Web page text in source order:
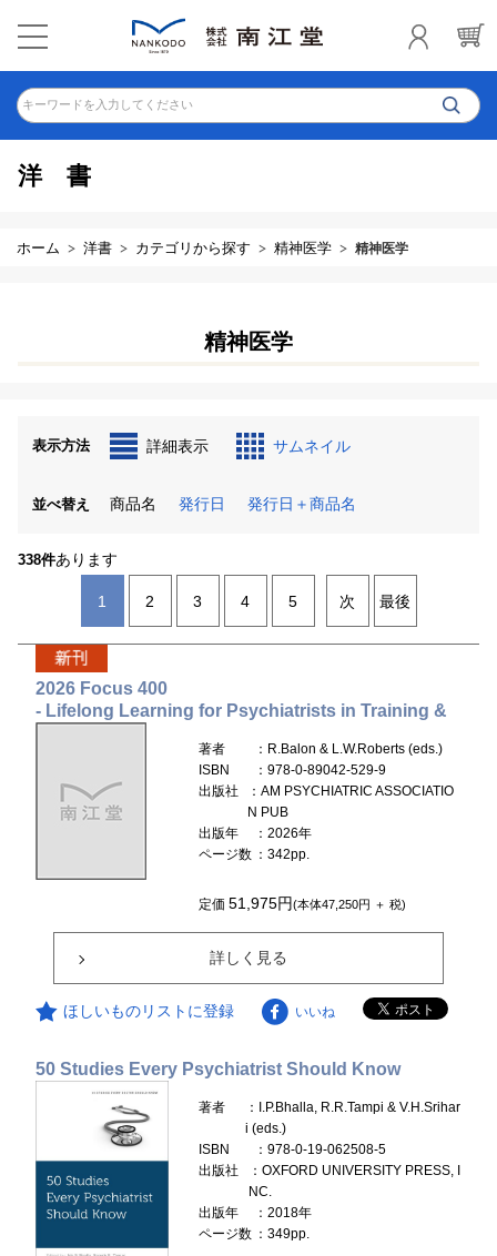
キーワードを入力してください
洋書
ホーム 洋書 カテゴリから探す 精神医学 精神医学
精神医学
表示方法 詳細表示 サムネイル
並べ替え 商品名 発行日 発行日＋商品名
338件あります
1 2 3 4 5 次 最後
2026 Focus 400
- Lifelong Learning for Psychiatrists in Training &
著者
：R.Balon & L.W.Roberts (eds.)
ISBN
：978-0-89042-529-9
出版社
：AM PSYCHIATRIC ASSOCIATIO
N PUB
出版年
：2026年
ページ数 ：342pp.
定価51,975円(本体47,250円 ＋ 税)
詳しく見る
ほしいものリストに登録 いいね
50 Studies Every Psychiatrist Should Know
著者
：I.P.Bhalla, R.R.Tampi & V.H.Srihar
i (eds.)
ISBN
：978-0-19-062508-5
出版社
：OXFORD UNIVERSITY PRESS, I
NC.
出版年
：2018年
ページ数 ：349pp.